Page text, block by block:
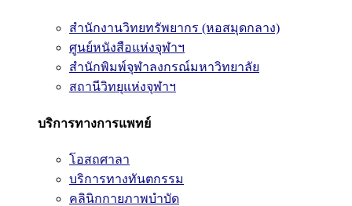
สำนักงานวิทยทรัพยากร (หอสมุดกลาง)
ศูนย์หนังสือแห่งจุฬาฯ
สำนักพิมพ์จุฬาลงกรณ์มหาวิทยาลัย
สถานีวิทยุแห่งจุฬาฯ
บริการทางการแพทย์
โอสถศาลา
บริการทางทันตกรรม
คลินิกกายภาพบำบัด